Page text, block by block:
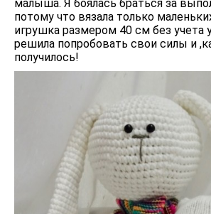
малыша. Я боялась браться за
потому что вязала только
игрушка размером 40 см без учета
решила попробовать свои силы и
получилось!